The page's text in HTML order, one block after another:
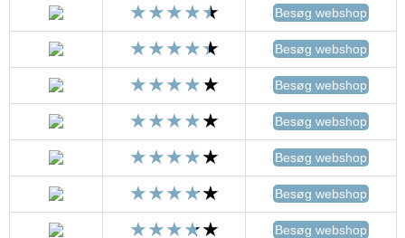
Besøg webshop
Besøg webshop
Besøg webshop
Besøg webshop
Besøg webshop
Besøg webshop
Besøg webshop